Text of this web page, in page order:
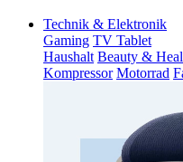
Technik & Elektronik
Gaming TV Tablet
Haushalt Beauty &
Kompressor Motorrad